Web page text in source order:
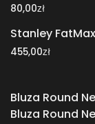
80,00zł
Stanley
455,00zł
Bluza Round
Bluza Round